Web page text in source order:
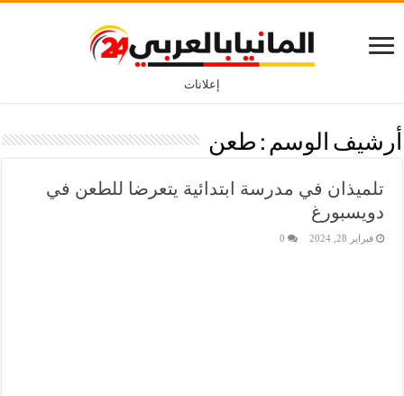
إعلانات
أرشيف الوسم : طعن
تلميذان في مدرسة ابتدائية يتعرضا للطعن في
دويسبورغ
فبراير 28, 2024 0